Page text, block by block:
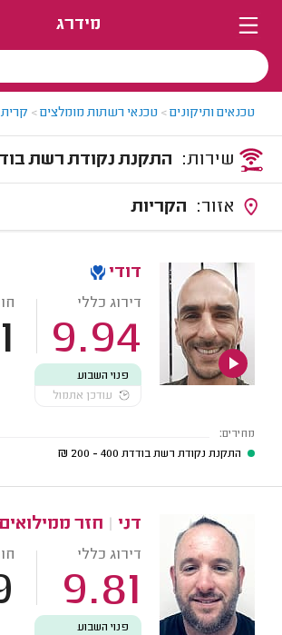
מידרג
טכנאים ותיקונים> טכנאי רשתות מומלצים>
התקנת נקודת רשת
הקריות
דודי
דירוג כללי
9.94
פנוי השבוע
עודכן אתמול
מחירים:
התקנת נקודת רשת בודדת 400 - 200
₪
דני חזר ממילואים
דירוג כללי
9.81
פנוי השבוע